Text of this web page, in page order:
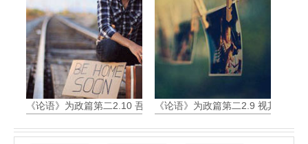
《论语》为政篇第二2.10 吾与回言终日，不违如愚
《论语》为政篇第二2.9 视其所以